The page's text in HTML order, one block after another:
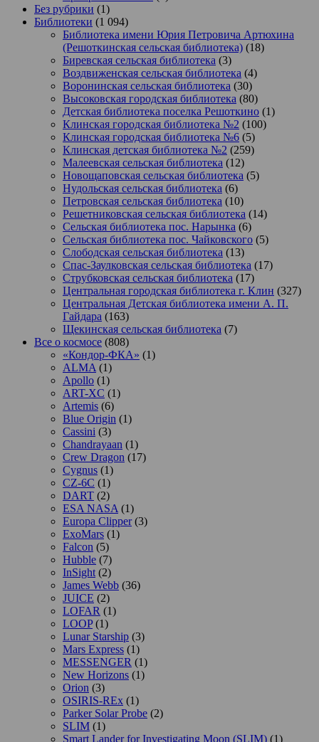
Без рубрики (1)
Библиотеки (1 094)
Библиотека имени Юрия Петровича Артюхина
(Решоткинская сельская библиотека) (18)
Биревская сельская библиотека (3)
Воздвиженская сельская библиотека (4)
Воронинская сельская библиотека (30)
Высоковская городская библиотека (80)
Детская библиотека поселка Решоткино (1)
Клинская городская библиотека №2 (100)
Клинская городская библиотека №6 (5)
Клинская детская библиотека №2 (259)
Малеевская сельская библиотека (12)
Новощаповская сельская библиотека (5)
Нудольская сельская библиотека (6)
Петровская сельская библиотека (10)
Решетниковская сельская библиотека (14)
Сельская библиотека пос. Нарынка (6)
Сельская библиотека пос. Чайковского (5)
Слободская сельская библиотека (13)
Спас-Заулковская сельская библиотека (17)
Струбковская сельская библиотека (17)
Центральная городская библиотека г. Клин (327)
Центральная Детская библиотека имени А. П.
Гайдара (163)
Щекинская сельская библиотека (7)
Все о космосе (808)
«Кондор-ФКА» (1)
ALMA (1)
Apollo (1)
ART-XC (1)
Artemis (6)
Blue Origin (1)
Cassini (3)
Chandrayaan (1)
Crew Dragon (17)
Cygnus (1)
CZ-6C (1)
DART (2)
ESA NASA (1)
Europa Clipper(3)
ExoMars (1)
Falcon (5)
Hubble (7)
InSight (2)
James Webb (36)
JUICE (2)
LOFAR (1)
LOOP(1)
Lunar Starship (3)
Mars Express (1)
MESSENGER (1)
New Horizons (1)
Orion (3)
OSIRIS-REx (1)
Parker Solar Probe (2)
SLIM (1)
Smart Lander for Investigating Moon (SLIM) (1)